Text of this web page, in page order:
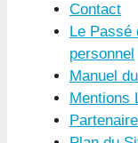
Contact
Le
personnel
Manuel
Mentions